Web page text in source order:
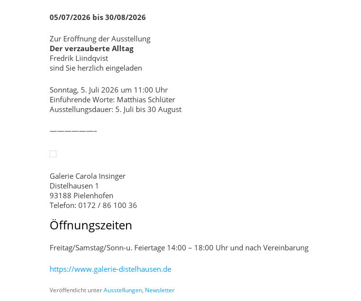
05/07/2026 bis 30/08/2026
Zur Eröffnung der Ausstellung
Der verzauberte Alltag
Fredrik Liindqvist
sind Sie herzlich eingeladen
Sonntag, 5. Juli 2026 um 11:00 Uhr
Einführende Worte: Matthias Schlüter
Ausstellungsdauer: 5. Juli bis 30 August
——————–
Galerie Carola Insinger
Distelhausen 1
93188 Pielenhofen
Telefon: 0172 / 86 100 36
Öffnungszeiten
Freitag/Samstag/Sonn-u. Feiertage 14:00 – 18:00 Uhr und nach Vereinbarung
https://www.galerie-distelhausen.de
Veröffentlicht unterAusstellungen, Newsletter